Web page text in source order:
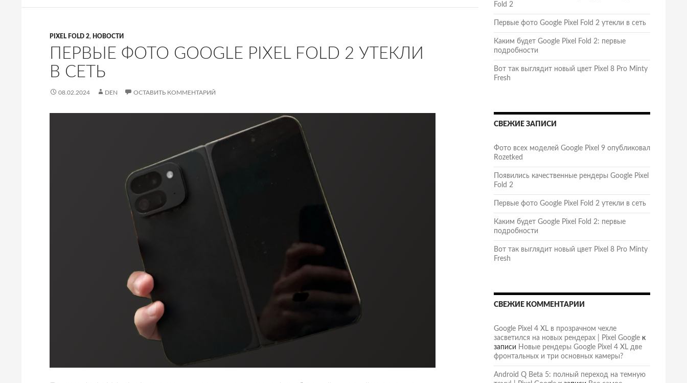
PIXEL FOLD 2, НОВОСТИ
ПЕРВЫЕ ФОТО GOOGLE PIXEL FOLD 2 УТЕКЛИ
В СЕТЬ
08.02.2024 DEN ОСТАВИТЬ КОММЕНТАРИЙ
Fold 2
Первые фото Google Pixel Fold 2 утекли в сеть
Каким будет Google Pixel Fold 2: первые
подробности
Вот так выглядит новый цвет Pixel 8 Pro Minty
Fresh
СВЕЖИЕ ЗАПИСИ
Фото всех моделей Google Pixel 9 опубликовал
Rozetked
Появились качественные рендеры Google Pixel
Fold 2
Первые фото Google Pixel Fold 2 утекли в сеть
Каким будет Google Pixel Fold 2: первые
подробности
Вот так выглядит новый цвет Pixel 8 Pro Minty
Fresh
СВЕЖИЕ КОММЕНТАРИИ
Google Pixel 4 XL в прозрачном чехле
засветился на новых рендерах | Pixel Google к
записи Новые рендеры Google Pixel 4 XL две
фронтальных и три основных камеры?
Android Q Beta 5: полный переход на темную